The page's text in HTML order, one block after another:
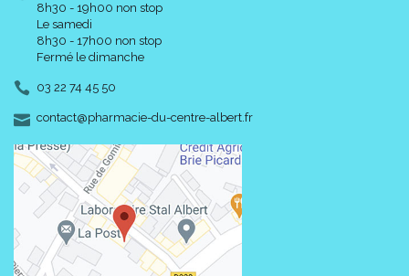
8h30 - 19h00 non stop
Le samedi
8h30 - 17h00 non stop
Fermé le dimanche
03 22 74 45 50
contact-
@-
pharmacie-du-centre-albert.fr